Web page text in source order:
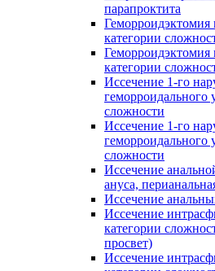
парапроктита
категории
категории
Иссечение 1-го
геморроидального
сложности
Иссечение 1-го
геморроидального
сложности
Иссечение
ануса,
Иссечение
Иссечение
категории
просвет)
Иссечение